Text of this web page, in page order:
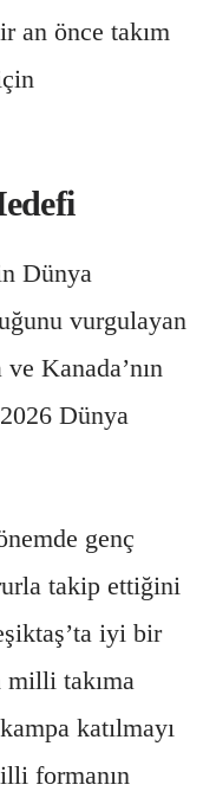
an önce takım
Dünya
vurgulayan
Kanada’nın
Dünya
genç
takip ettiğini
iyi bir
takıma
katılmayı
formanın